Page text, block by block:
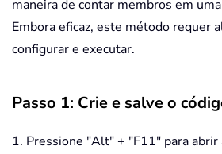
maneira de contar membros em
Embora eficaz, este método requer
configurar e executar.
Passo 1: Crie e salve o
1. Pressione "Alt" + "F11" para